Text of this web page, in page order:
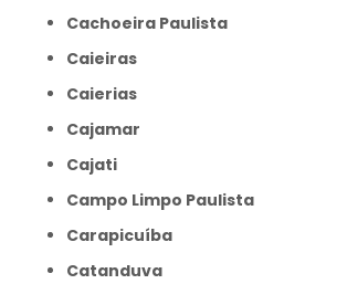
Cachoeira Paulista
Caieiras
Caierias
Cajamar
Cajati
Campo Limpo Paulista
Carapicuíba
Catanduva